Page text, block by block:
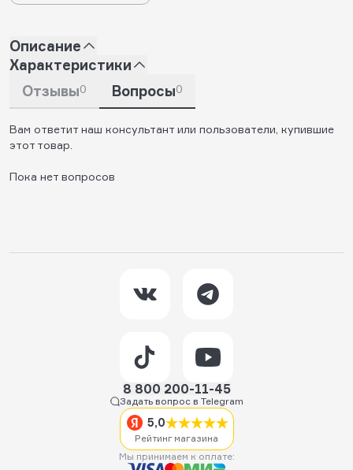
Описание
Характеристики
Отзывы0 Вопросы0
Вам ответит наш консультант или пользователи, купившие
этот товар.
Пока нет вопросов
8 800 200-11-45
Задать вопрос в Telegram
5,0
Рейтинг магазина
Мы принимаем к оплате: